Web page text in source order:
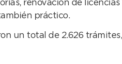
renovación de
práctico.
un total de 2.626